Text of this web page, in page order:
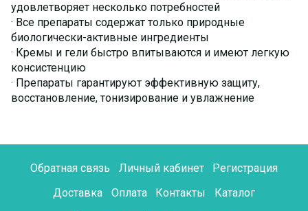
удовлетворяет несколько потребностей
· Все препараты содержат только природные
биологически-активные ингредиенты
· Кремы и гели быстро впитываются и имеют легкую
консистенцию
· Препараты гарантируют эффективную защиту,
восстановление, тонизирование и увлажнение
Обратная связь Личный кабинет
Регистрация
Доставка
Оплата Контакты
Каталог